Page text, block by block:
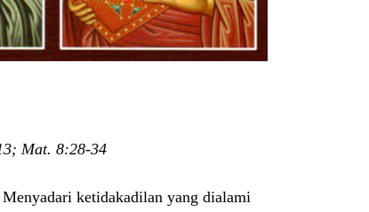
Mat. 8:28-34
ketidakadilan yang dialami